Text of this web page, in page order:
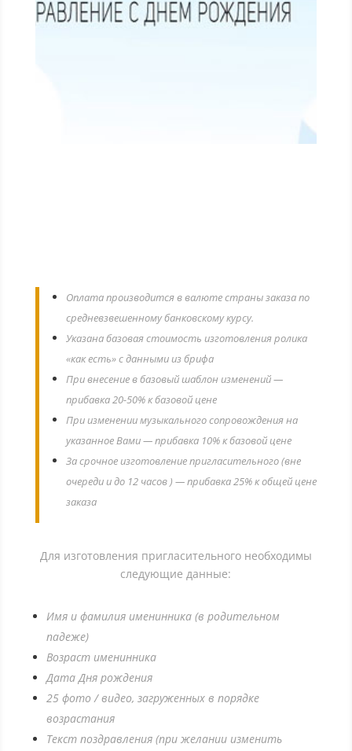
Оплата производится в валюте страны заказа по
средневзвешенному банковскому курсу.
Указана базовая стоимость изготовления ролика
«как есть» с данными из брифа
При внесение в базовый шаблон изменений —
прибавка 20-50% к базовой цене
При изменении музыкального сопровождения на
указанное Вами — прибавка 10% к базовой цене
За срочное изготовление пригласительного (вне
очереди и до 12 часов ) — прибавка 25% к общей цене
заказа
Для изготовления пригласительного необходимы
следующие данные:
Имя и фамилия именинника (в родительном
падеже)
Возраст именинника
Дата Дня рождения
25 фото / видео, загруженных в порядке
возрастания
Текст поздравления (при желании изменить